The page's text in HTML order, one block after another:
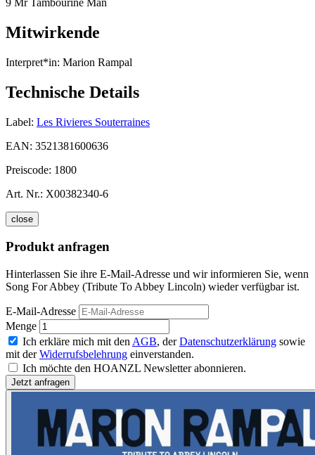
9 Mr Tambourine Man
Mitwirkende
Interpret*in: Marion Rampal
Technische Details
Label: Les Rivieres Souterraines
EAN: 3521381600636
Preiscode: 1800
Art. Nr.: X00382340-6
close
Produkt anfragen
Hinterlassen Sie ihre E-Mail-Adresse und wir informieren Sie, wenn
Song For Abbey (Tribute To Abbey Lincoln) wieder verfügbar ist.
E-Mail-Adresse
Menge
Ich erkläre mich mit den AGB, derDatenschutzerklärung sowie
mit derWiderrufsbelehrung einverstanden.
Ich möchte den HOANZL Newsletter abonnieren.